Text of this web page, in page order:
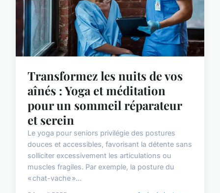
Transformez les nuits de vos
aînés : Yoga et méditation
pour un sommeil réparateur
et serein
Le yoga pour seniors privilégie des postures
douces et accessibles, favorisant la détente sans
solliciter excessivement les articulations ou
muscles fragiles. Par exemple, la posture du
« chat-vache »...